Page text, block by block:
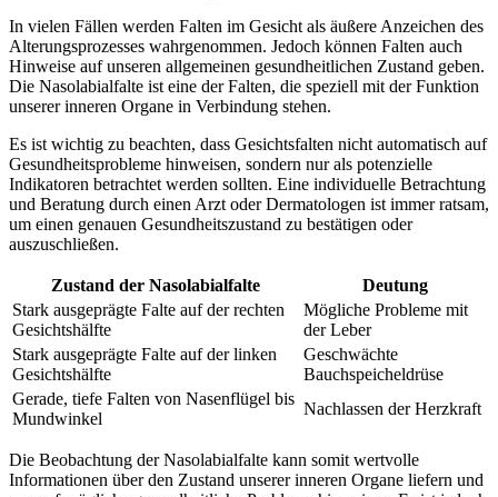
In vielen Fällen werden Falten im Gesicht als äußere Anzeichen des
Alterungsprozesses wahrgenommen. Jedoch können Falten auch
Hinweise auf unseren allgemeinen gesundheitlichen Zustand geben.
Die Nasolabialfalte ist eine der Falten, die speziell mit der Funktion
unserer inneren Organe in Verbindung stehen.
Es ist wichtig zu beachten, dass Gesichtsfalten nicht automatisch auf
Gesundheitsprobleme hinweisen, sondern nur als potenzielle
Indikatoren betrachtet werden sollten. Eine individuelle Betrachtung
und Beratung durch einen Arzt oder Dermatologen ist immer ratsam,
um einen genauen Gesundheitszustand zu bestätigen oder
auszuschließen.
Zustand der Nasolabialfalte
Deutung
Stark ausgeprägte Falte auf der rechten
Gesichtshälfte
Mögliche Probleme mit
der Leber
Stark ausgeprägte Falte auf der linken
Gesichtshälfte
Geschwächte
Bauchspeicheldrüse
Gerade, tiefe Falten von Nasenflügel bis
Mundwinkel
Nachlassen der Herzkraft
Die Beobachtung der Nasolabialfalte kann somit wertvolle
Informationen über den Zustand unserer inneren Organe liefern und